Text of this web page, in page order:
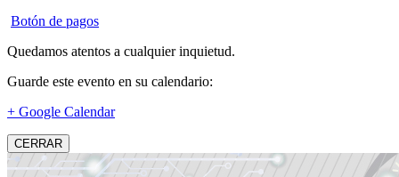
Botón de pagos
Quedamos atentos a cualquier inquietud.
Guarde este evento en su calendario:
+ Google Calendar
CERRAR